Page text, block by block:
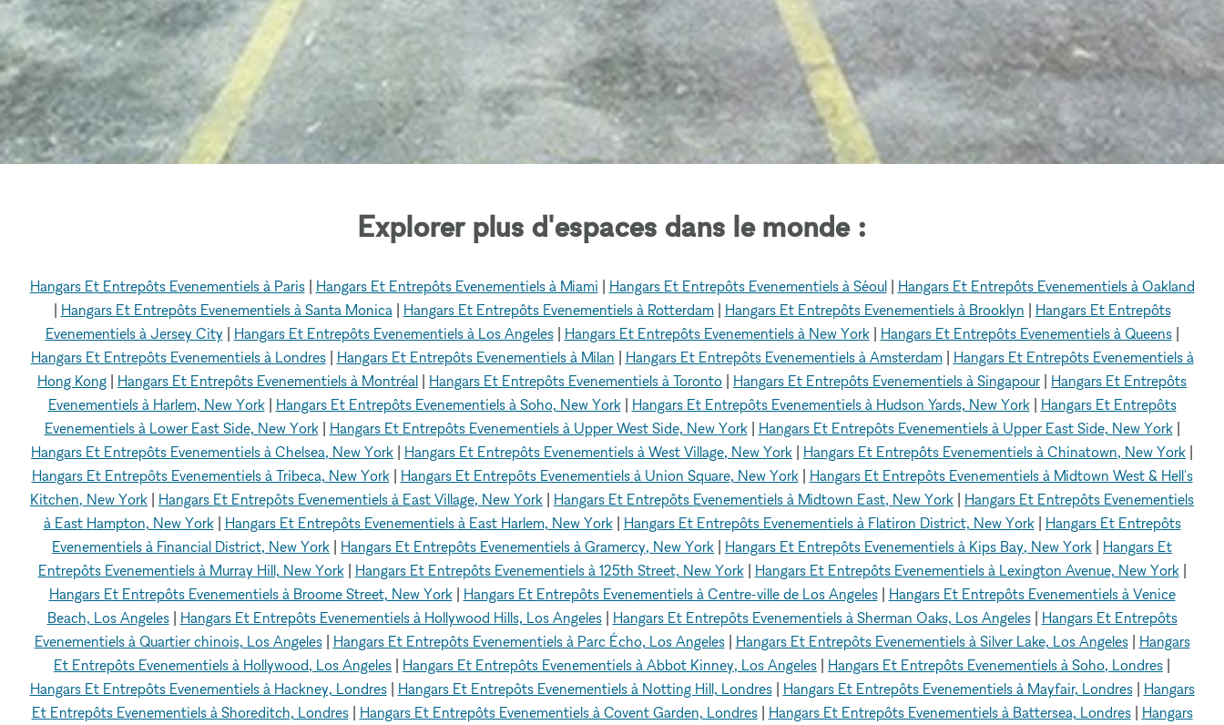
Explorer plus d'espaces dans le monde :
Hangars Et Entrepôts Evenementiels à Paris| Hangars Et Entrepôts Evenementiels à Miami | Hangars Et Entrepôts Evenementiels à Séoul| Hangars Et Entrepôts Evenementiels à Oakland
| Hangars Et Entrepôts Evenementiels à Santa Monica | Hangars Et Entrepôts Evenementiels à Rotterdam| Hangars Et Entrepôts Evenementiels à Brooklyn | Hangars Et Entrepôts
Evenementiels à Jersey City | Hangars Et Entrepôts Evenementiels à Los Angeles| Hangars Et Entrepôts Evenementiels à New York| Hangars Et Entrepôts Evenementiels à Queens|
Hangars Et Entrepôts Evenementiels à Londres| Hangars Et Entrepôts Evenementiels à Milan | Hangars Et Entrepôts Evenementiels à Amsterdam| Hangars Et Entrepôts Evenementiels à
Hong Kong | Hangars Et Entrepôts Evenementiels à Montréal | Hangars Et Entrepôts Evenementiels à Toronto | Hangars Et Entrepôts Evenementiels à Singapour | Hangars Et Entrepôts
Evenementiels à Harlem, New York| Hangars Et Entrepôts Evenementiels à Soho, New York| Hangars Et Entrepôts Evenementiels à Hudson Yards, New York| Hangars Et Entrepôts
Evenementiels à Lower East Side, New York| Hangars Et Entrepôts Evenementiels à Upper West Side, New York| Hangars Et Entrepôts Evenementiels à Upper East Side, New York|
Hangars Et Entrepôts Evenementiels à Chelsea, New York | Hangars Et Entrepôts Evenementiels à West Village, New York | Hangars Et Entrepôts Evenementiels à Chinatown, New York |
Hangars Et Entrepôts Evenementiels à Tribeca, New York| Hangars Et Entrepôts Evenementiels à Union Square, New York| Hangars Et Entrepôts Evenementiels à Midtown West & Hell's
Kitchen, New York | Hangars Et Entrepôts Evenementiels à East Village, New York | Hangars Et Entrepôts Evenementiels à Midtown East, New York | Hangars Et Entrepôts Evenementiels
à East Hampton, New York| Hangars Et Entrepôts Evenementiels à East Harlem, New York| Hangars Et Entrepôts Evenementiels à Flatiron District, New York| Hangars Et Entrepôts
Evenementiels à Financial District, New York | Hangars Et Entrepôts Evenementiels à Gramercy, New York | Hangars Et Entrepôts Evenementiels à Kips Bay, New York | Hangars Et
Entrepôts Evenementiels à Murray Hill, New York| Hangars Et Entrepôts Evenementiels à 125th Street, New York| Hangars Et Entrepôts Evenementiels à Lexington Avenue, New York|
Hangars Et Entrepôts Evenementiels à Broome Street, New York| Hangars Et Entrepôts Evenementiels à Centre-ville de Los Angeles| Hangars Et Entrepôts Evenementiels à Venice
Beach, Los Angeles| Hangars Et Entrepôts Evenementiels à Hollywood Hills, Los Angeles| Hangars Et Entrepôts Evenementiels à Sherman Oaks, Los Angeles| Hangars Et Entrepôts
Evenementiels à Quartier chinois, Los Angeles| Hangars Et Entrepôts Evenementiels à Parc Écho, Los Angeles| Hangars Et Entrepôts Evenementiels à Silver Lake, Los Angeles| Hangars
Et Entrepôts Evenementiels à Hollywood, Los Angeles | Hangars Et Entrepôts Evenementiels à Abbot Kinney, Los Angeles | Hangars Et Entrepôts Evenementiels à Soho, Londres |
Hangars Et Entrepôts Evenementiels à Hackney, Londres| Hangars Et Entrepôts Evenementiels à Notting Hill, Londres| Hangars Et Entrepôts Evenementiels à Mayfair, Londres| Hangars
Et Entrepôts Evenementiels à Shoreditch, Londres| Hangars Et Entrepôts Evenementiels à Covent Garden, Londres| Hangars Et Entrepôts Evenementiels à Battersea, Londres| Hangars